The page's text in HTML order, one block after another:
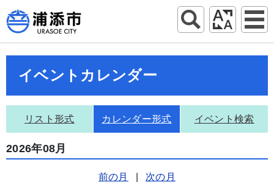
イベントカレンダー
リスト形式 カレンダー形式 イベント検索
2026年08月
前の月 次の月